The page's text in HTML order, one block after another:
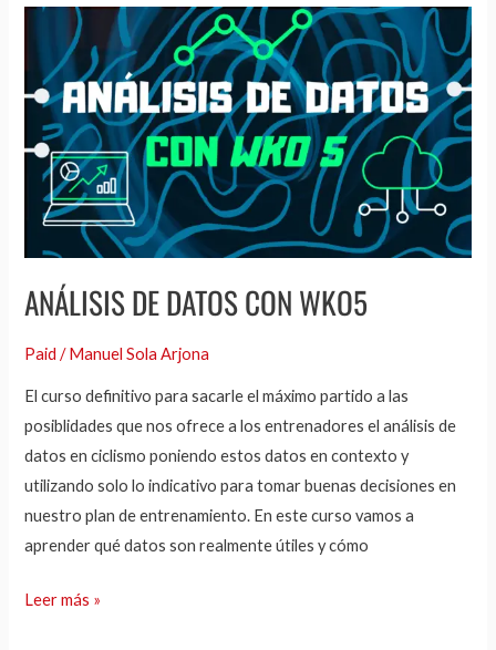
ANÁLISIS DE DATOS CON WKO5
Paid /Manuel Sola Arjona
El curso definitivo para sacarle el máximo partido a las
posiblidades que nos ofrece a los entrenadores el análisis de
datos en ciclismo poniendo estos datos en contexto y
utilizando solo lo indicativo para tomar buenas decisiones en
nuestro plan de entrenamiento. En este curso vamos a
aprender qué datos son realmente útiles y cómo
Análisis
datos
con
WKO5
Leer más »